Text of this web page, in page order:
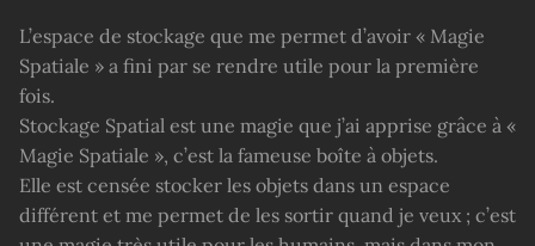
L’espace de stockage que me permet d’avoir « Magie
Spatiale » a fini par se rendre utile pour la première
fois.
Stockage Spatial est une magie que j’ai apprise grâce à «
Magie Spatiale », c’est la fameuse boîte à objets.
Elle est censée stocker les objets dans un espace
différent et me permet de les sortir quand je veux ; c’est